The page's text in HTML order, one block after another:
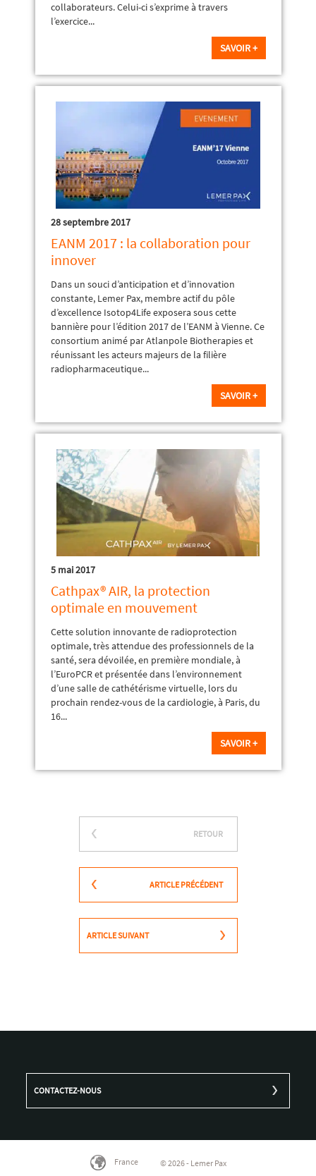
collaborateurs. Celui-ci s’exprime à travers
l’exercice...
SAVOIR +
28 septembre 2017
EANM 2017 : la collaboration pour
innover
Dans un souci d’anticipation et d’innovation
constante, Lemer Pax, membre actif du pôle
d’excellence Isotop4Life exposera sous cette
bannière pour l’édition 2017 de l’EANM à Vienne. Ce
consortium animé par Atlanpole Biotherapies et
réunissant les acteurs majeurs de la filière
radiopharmaceutique...
SAVOIR +
5 mai 2017
Cathpax® AIR, la protection
optimale en mouvement
Cette solution innovante de radioprotection
optimale, très attendue des professionnels de la
santé, sera dévoilée, en première mondiale, à
l’EuroPCR et présentée dans l’environnement
d’une salle de cathétérisme virtuelle, lors du
prochain rendez-vous de la cardiologie, à Paris, du
16...
SAVOIR +
RETOUR
ARTICLE PRÉCÉDENT
ARTICLE SUIVANT
CONTACTEZ-NOUS
France © 2026 - Lemer Pax